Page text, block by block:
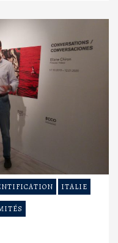
ITALIE